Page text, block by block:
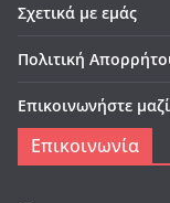
Σχετικά με εμάς
Πολιτική
Επικοινωνήστε
Επικοινωνία